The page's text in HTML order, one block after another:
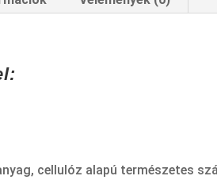
cellulóz alapú természetes